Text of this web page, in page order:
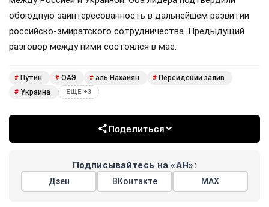
обоюдную заинтересованность в дальнейшем развитии
российско-эмиратского сотрудничества. Предыдущий
разговор между ними состоялся в мае.
# Путин # ОАЭ # аль Нахайян # Персидский залив
# Украина ЕЩЕ +3
Поделиться
Подписывайтесь на «АН»:
Дзен ВКонтакте МАХ